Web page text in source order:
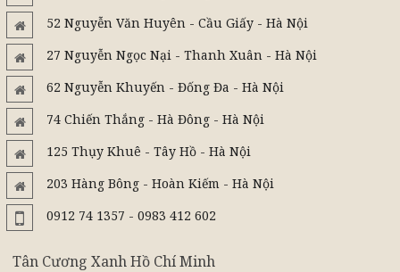
52 Nguyễn Văn Huyên - Cầu Giấy - Hà Nội
27 Nguyễn Ngọc Nại - Thanh Xuân - Hà Nội
62 Nguyễn Khuyến - Đống Đa - Hà Nội
74 Chiến Thắng - Hà Đông - Hà Nội
125 Thụy Khuê - Tây Hồ - Hà Nội
203 Hàng Bông - Hoàn Kiếm - Hà Nội
0912 74 1357 - 0983 412 602
Tân Cương Xanh Hồ Chí Minh